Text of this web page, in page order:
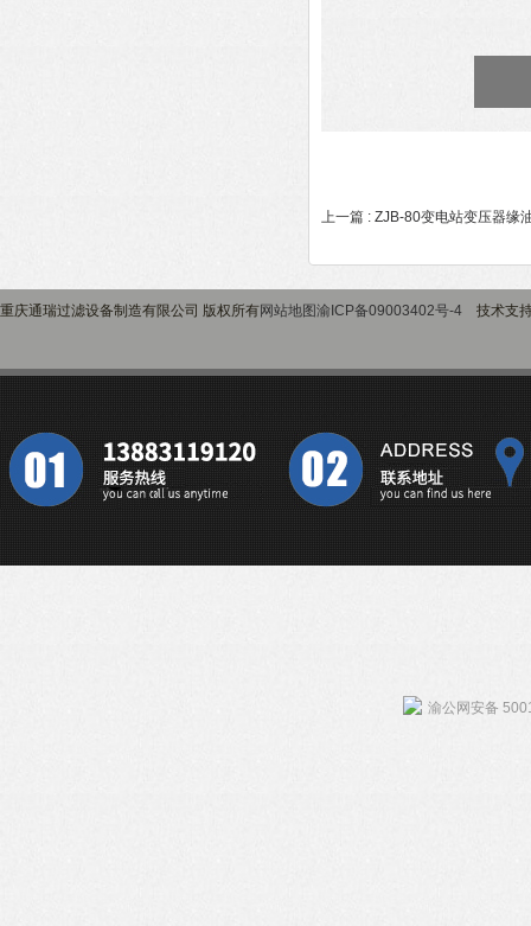
上一篇 : ZJB-80变电站变压器缘
重庆通瑞过滤设备制造有限公司 版权所有网站地图渝ICP备09003402号-4 技术支
渝公网安备